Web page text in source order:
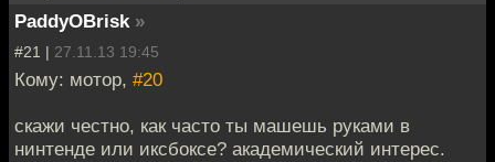
PaddyOBrisk »
#21 | 27.11.13 19:45
Кому: мотор, #20
скажи честно, как часто ты машешь руками в
нинтенде или иксбоксе? академический интерес.